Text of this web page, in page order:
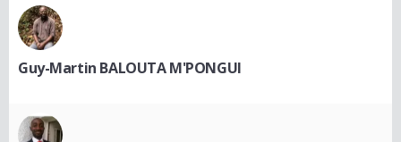
Guy-Martin BALOUTA M'PONGUI